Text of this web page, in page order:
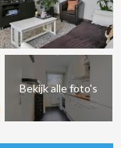
Bekijk alle foto's